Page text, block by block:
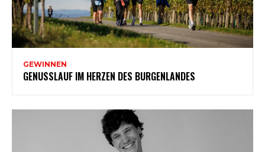
GEWINNEN
GENUSSLAUF IM HERZEN DES BURGENLANDES